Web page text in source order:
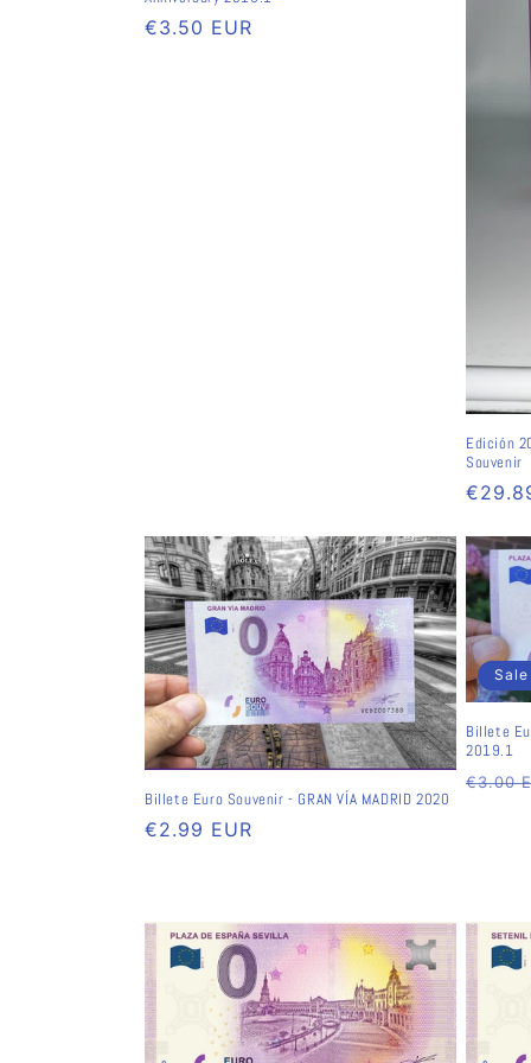
Normaler
€3.50 EUR
Edición
Souvenir
Billete Euro Souvenir - GRAN VÍA MADRID 2020
Normaler
€2.99 EUR
Sale
Billete
2019.1
€3.00